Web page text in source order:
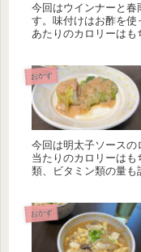
今回はウインナーと春
す。味付けはお酢を使
あたりのカロリーは
おかず
今回は明太子ソースの
当たりのカロリーは
類、ビタミン類の量も
おかず